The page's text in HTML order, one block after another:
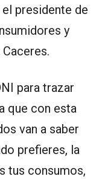
presidente de
y
para trazar
que con esta
van a saber
prefieres, la
tus consumos,